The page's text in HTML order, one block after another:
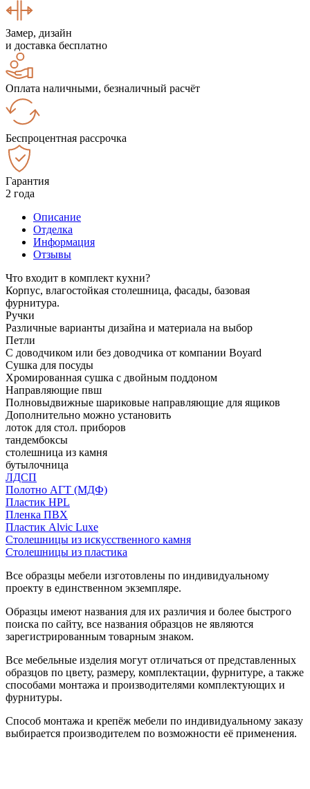
Замер, дизайн
и доставка бесплатно
Оплата наличными, безналичный расчёт
Беспроцентная рассрочка
Гарантия
2 года
Описание
Отделка
Информация
Отзывы
Что входит в комплект кухни?
Корпус, влагостойкая столешница, фасады, базовая
фурнитура.
Ручки
Различные варианты дизайна и материала на выбор
Петли
С доводчиком или без доводчика от компании Boyard
Сушка для посуды
Хромированная сушка с двойным поддоном
Направляющие пвш
Полновыдвижные шариковые направляющие для ящиков
Дополнительно можно установить
лоток для стол. приборов
тандембоксы
столешница из камня
бутылочница
ЛДСП
Полотно АГТ (МДФ)
Пластик HPL
Пленка ПВХ
Пластик Alvic Luxe
Столешницы из искусственного камня
Столешницы из пластика
Все образцы мебели изготовлены по индивидуальному
проекту в единственном экземпляре.
Образцы имеют названия для их различия и более быстрого
поиска по сайту, все названия образцов не являются
зарегистрированным товарным знаком.
Все мебельные изделия могут отличаться от представленных
образцов по цвету, размеру, комплектации, фурнитуре, а также
способами монтажа и производителями комплектующих и
фурнитуры.
Способ монтажа и крепёж мебели по индивидуальному заказу
выбирается производителем по возможности её применения.